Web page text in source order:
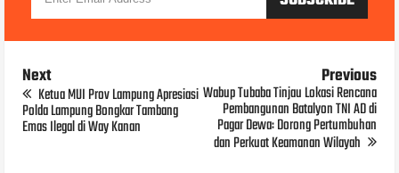
Next
Ketua MUI Prov Lampung Apresiasi
Polda Lampung Bongkar Tambang
Emas Ilegal di Way Kanan
Previous
Wabup Tubaba Tinjau Lokasi Rencana
Pembangunan Batalyon TNI AD di
Pagar Dewa: Dorong Pertumbuhan
dan Perkuat Keamanan Wilayah